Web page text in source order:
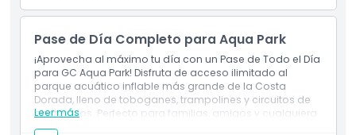
Exclusiones
No Adecuado Para
Personal que habla inglés
100 minutos de entrada general al Aqua Park
Pase de Día Completo para Aqua Park
¡Aprovecha al máximo tu día con un Pase de Todo el Día
para GC Aqua Park! Disfruta de acceso ilimitado al
parque acuático inflable más grande de la Costa
Dorada, lleno de toboganes, trampolines y circuitos de
obstáculos. Perfecto para familias, amigos y cualquiera
que esté listo para diversión acuática sin parar.
Leer más